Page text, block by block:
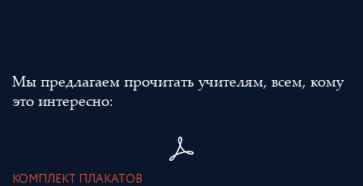
Мы предлагаем прочитать учителям, всем, кому
это интересно:
КОМПЛЕКТ ПЛАКАТОВ